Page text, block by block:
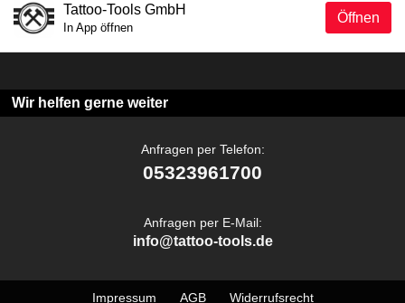
Öffnen
Tattoo-Tools GmbH
In App öffnen
Wir helfen gerne weiter
Anfragen per Telefon:
05323961700
Anfragen per E-Mail:
info@tattoo-tools.de
Impressum AGB Widerrufsrecht